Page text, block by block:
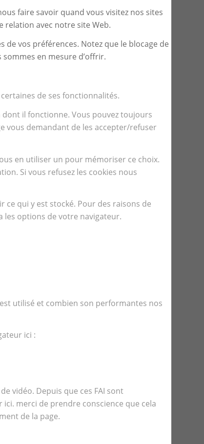
faire savoir quand vous visitez nos sites
relation avec notre site Web.
vos préférences. Notez que le blocage de
en mesure d’offrir.
de ses fonctionnalités.
il fonctionne. Vous pouvez toujours
vous demandant de les accepter/refuser
en utiliser un pour mémoriser ce choix.
Si vous refusez les cookies nous
qui y est stocké. Pour des raisons de
les options de votre navigateur.
utilisé et combien son performantes nos
ici :
vidéo. Depuis que ces FAI sont
merci de prendre conscience que cela
de la page.